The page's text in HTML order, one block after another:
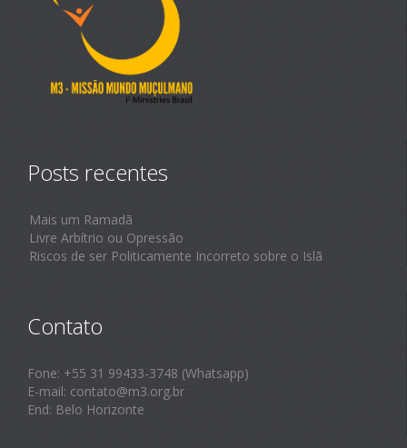
Posts recentes
Mais um Ramadã
Livre Arbítrio ou Opressão
Riscos de ser Politicamente Incorreto sobre o Islã
Contato
Fone: +55 31 99433-3748 (Whatsapp)
E-mail: contato@m3.org.br
End: Belo Horizonte